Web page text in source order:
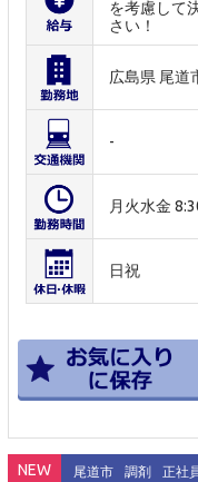
を考慮して
さい！
広島県 尾道
-
月火水金
日祝
NEW 尾道市 調剤 正社